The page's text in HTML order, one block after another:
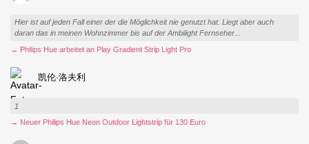
Hier ist auf jeden Fall einer der die Möglichkeit nie genutzt hat. Liegt aber auch
daran das in meinen Wohnzimmer bis auf der Ambilight Fernseher...
→ Philips Hue arbeitet an Play Gradient Strip Light Pro
凯伦·洛夫利
1
→ Neuer Philips Hue Neon Outdoor Lightstrip für 130 Euro